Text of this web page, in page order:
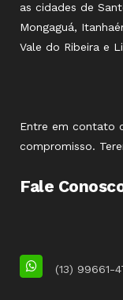
as cidades de
Mongaguá,
Vale do Ribeira e
Entre em contato
compromisso.
Fale
(13) 99661-